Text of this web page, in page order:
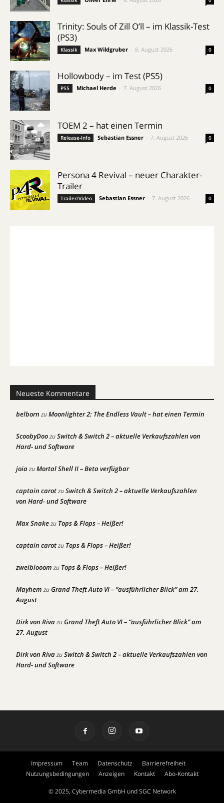
Trinity: Souls of Zill O’ll – im Klassik-Test
(PS3)
Klassik Max Wildgruber 8. August 2026 0
Hollowbody – im Test (PS5)
PS5 Michael Herde 7. August 2026 0
TOEM 2 – hat einen Termin
Release-Info Sebastian Essner 7. August 2026 0
Persona 4 Revival – neuer Charakter-
Trailer
Trailer/Video Sebastian Essner 7. August 2026 0
Neueste Kommentare
belborn zuMoonlighter 2: The Endless Vault – hat einen Termin
ScoobyDoozuSwitch & Switch 2 – aktuelle Verkaufszahlen von
Hard- und Software
joiazuMortal Shell II – Beta verfügbar
captain carotzuSwitch & Switch 2 – aktuelle Verkaufszahlen
von Hard- und Software
Max Snakezu Tops & Flops – Heißer!
captain carotzu Tops & Flops – Heißer!
zweiblooom zu Tops & Flops – Heißer!
Mayhem zuGrand Theft Auto VI – “ausführlicher Blick” am 27.
August
Dirk von RivazuGrand Theft Auto VI – “ausführlicher Blick” am
27. August
Dirk von RivazuSwitch & Switch 2 – aktuelle Verkaufszahlen von
Hard- und Software
Impressum Team Datenschutz
Barrierefreiheit
Nutzungsbedingungen
Anzeigen Kontakt Abo-Kontakt
© 2025, Cybermedia GmbH und SGC Network